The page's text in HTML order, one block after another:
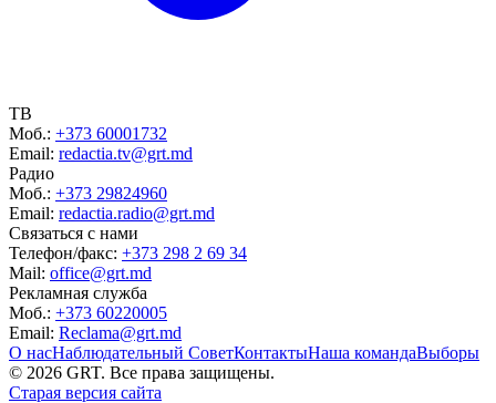
ТВ
Моб.: +373 60001732
Email: redactia.tv@grt.md
Радио
Моб.: +373 29824960
Email: redactia.radio@grt.md
Связаться с нами
Телефон/факс: +373 298 2 69 34
Mail: office@grt.md
Рекламная служба
Моб.: +373 60220005
Email: Reclama@grt.md
О насНаблюдательный СоветКонтактыНаша командаВыборы
© 2026 GRT. Все права защищены.
Старая версия сайта